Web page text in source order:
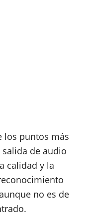
los puntos más
de audio
calidad y la
no es de